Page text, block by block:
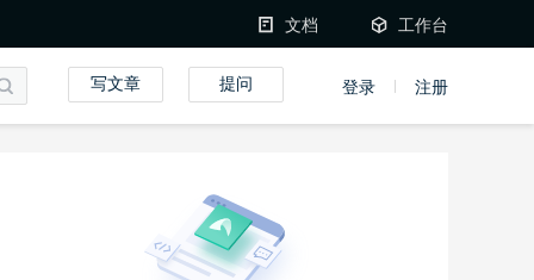
工作台
文档
登录 注册
写文章 提问